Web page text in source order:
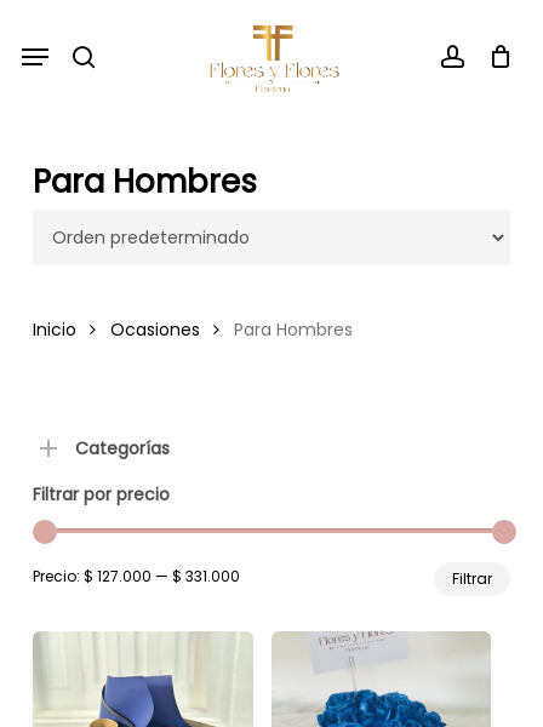
account
Menu
Para Hombres
Inicio Ocasiones Para Hombres
Categorías
Filtrar por precio
Filtrar
Precio: $ 127.000 — $ 331.000